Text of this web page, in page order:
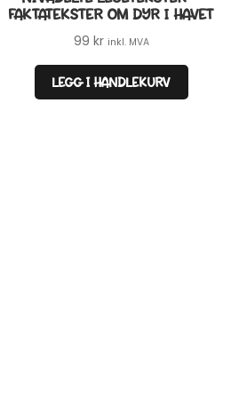
FAKTATEKSTER OM DYR I HAVET
99 kr inkl. MVA
LEGG I HANDLEKURV